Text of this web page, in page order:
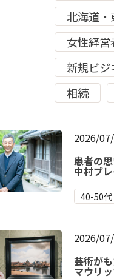
北海道・
女性経営
新規ビジ
相続
2026/
患者の
中村ブ
40-50代
2026/
芸術が
マウリ